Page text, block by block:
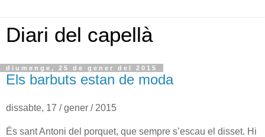
Diari del capellà
diumenge, 25 de gener del 2015
Els barbuts estan de moda
dissabte, 17 / gener / 2015
És sant Antoni del porquet, que sempre s’escau el disset. Hi